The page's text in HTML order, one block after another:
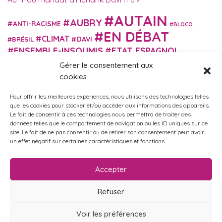
Gérer le consentement aux
cookies
Pour offrir les meilleures expériences, nous utilisons des technologies telles
que les cookies pour stocker et/ou accéder aux informations des appareils.
Le fait de consentir à ces technologies nous permettra de traiter des
données telles que le comportement de navigation ou les ID uniques sur ce
site. Le fait de ne pas consentir ou de retirer son consentement peut avoir
un effet négatif sur certaines caractéristiques et fonctions.
Accepter
Refuser
Voir les préférences
ANTI-RACISME AUBRY AUTAIN BLOCO
BRÉSIL CLIMAT DAVI EN DÉBAT
ENSEMBLE-INSOUMIS ETAT ESPAGNOL
EUROPE EXTRÊME DROITE FASCISME
FRANCE INSOUMISE
HISTOIRE IMMIGRATION ISRAËL PALESTINE ITALIE
MACRON MARTIN MARXISME MIGRANT-ES
MUNICIPALES MÉLENCHON NUPES OBONO
OCCITANIE PORTUGAL RETRAITES RUSSIE
VIOLENCES SEXISTES ÉCOLOGIE
ÉCOSOCIALISME ÉLECTIONS